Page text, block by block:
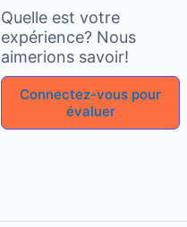
Quelle est votre
expérience? Nous
aimerions savoir!
Connectez-vous pour
évaluer